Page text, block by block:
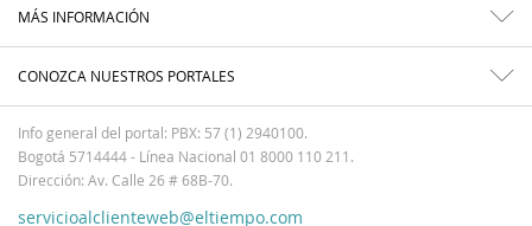
MÁS INFORMACIÓN
CONOZCA NUESTROS PORTALES
Info general del portal: PBX: 57 (1) 2940100.
Bogotá 5714444 - Línea Nacional 01 8000 110 211.
Dirección: Av. Calle 26 # 68B-70.
servicioalclienteweb@eltiempo.com